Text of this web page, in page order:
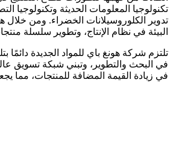
تكنولوجيا المعلومات الحديثة وتكنولوجيا
تدوير الكلوروسيلانات الخضراء. ومن
البيئة في نظام الإنتاج، وتطوير سلسلة
تلتزم شركة هونغ باي للمواد الجديدة دائمًا
في البحث والتطوير، وتبني شبكة تسويق
في زيادة القيمة المضافة للمنتجات، مما